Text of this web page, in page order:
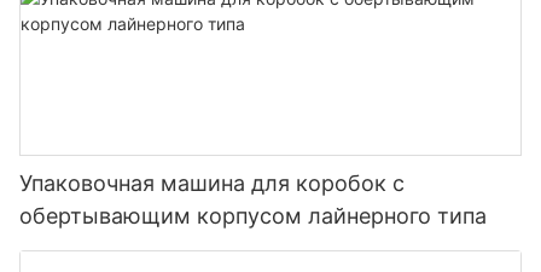
Упаковочная машина для коробок с
обертывающим корпусом лайнерного типа